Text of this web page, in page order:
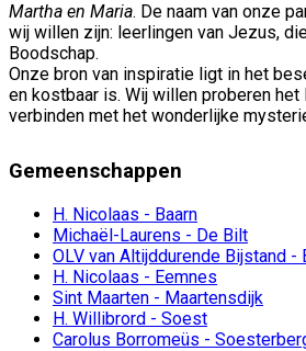
Martha en Maria. De naam van onze
wij willen zijn: leerlingen van Jezus,
Boodschap.
Onze bron van inspiratie ligt in het
en kostbaar is. Wij willen proberen het
verbinden met het wonderlijke
Gemeenschappen
H. Nicolaas - Baarn
Michaël-Laurens - De Bilt
OLV van Altijddurende Bijstand -
H. Nicolaas - Eemnes
Sint Maarten - Maartensdijk
H. Willibrord - Soest
Carolus Borromeüs -